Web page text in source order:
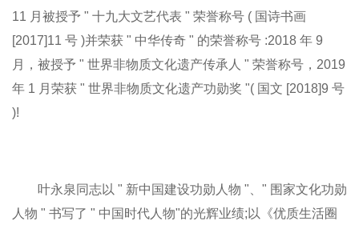
11 月被授予 " 十九大文艺代表 " 荣誉称号 ( 国诗书画
[2017]11 号 )并荣获 " 中华传奇 " 的荣誉称号 :2018 年 9
月，被授予 " 世界非物质文化遗产传承人 " 荣誉称号，2019
年 1 月荣获 " 世界非物质文化遗产功勋奖 "( 国文 [2018]9 号
)!
叶永泉同志以 " 新中国建设功勋人物 "、" 围家文化功勋
人物 " 书写了 " 中国时代人物"的光辉业绩;以《优质生活圈